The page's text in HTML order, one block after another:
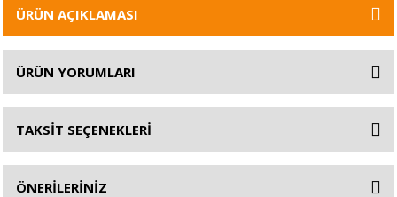
ÜRÜN AÇIKLAMASI
ÜRÜN YORUMLARI
TAKSİT SEÇENEKLERİ
ÖNERİLERİNİZ